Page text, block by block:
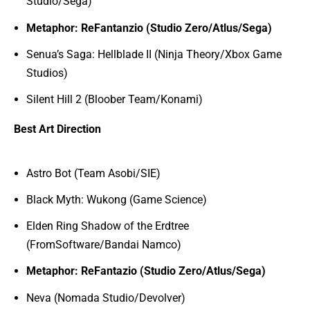
Metaphor: ReFantanzio (Studio Zero/Atlus/Sega)
Senua’s Saga: Hellblade II (Ninja Theory/Xbox Game
Studios)
Silent Hill 2 (Bloober Team/Konami)
Best Art Direction
Astro Bot (Team Asobi/SIE)
Black Myth: Wukong (Game Science)
Elden Ring Shadow of the Erdtree
(FromSoftware/Bandai Namco)
Metaphor: ReFantazio (Studio Zero/Atlus/Sega)
Neva (Nomada Studio/Devolver)